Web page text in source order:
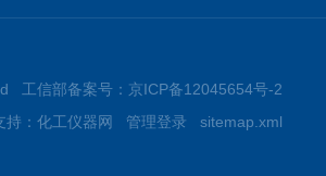
工信部备案号： 京ICP备12045654号-2
： 化工仪器网 管理登录 sitemap.xml